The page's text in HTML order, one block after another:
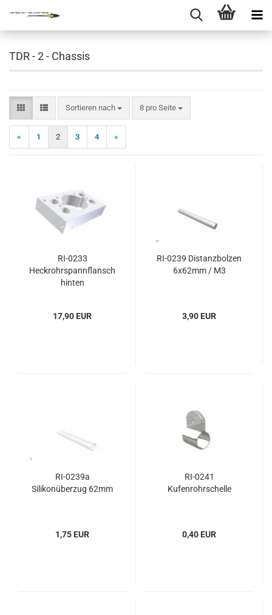
TDR - 2 - Chassis
Sortieren nach
Sortieren nach 8 pro Seite
pro Seite
« 1 2 3 4 »
RI-0233
Heckrohrspannflansch
hinten
17,90 EUR
RI-0239 Distanzbolzen
6x62mm / M3
3,90 EUR
RI-0239a
Silikonüberzug 62mm
1,75 EUR
RI-0241
Kufenrohrschelle
0,40 EUR